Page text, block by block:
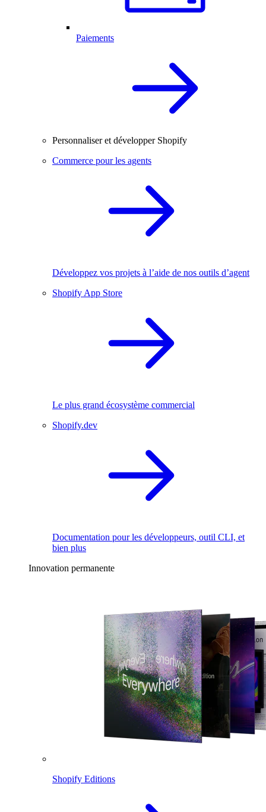
Paiements
Personnaliser et développer Shopify
Commerce pour les agents
Développez vos projets à l’aide de nos outils d’agent
Shopify App Store
Le plus grand écosystème commercial
Shopify.dev
Documentation pour les développeurs, outil CLI, et
bien plus
Innovation permanente
Shopify Editions